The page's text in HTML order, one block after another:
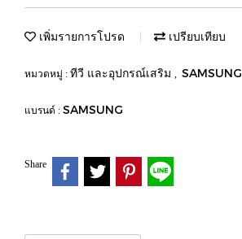
เพิ่มรายการโปรด เปรียบเทียบ
หมวดหมู่ : ทีวี และอุปกรณ์เสริม , SAMSUNG
แบรนด์ : SAMSUNG
Share